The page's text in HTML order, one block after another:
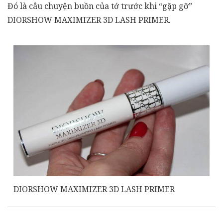
Đó là câu chuyện buồn của tớ trước khi “gặp gỡ”
DIORSHOW MAXIMIZER 3D LASH PRIMER.
DIORSHOW MAXIMIZER 3D LASH PRIMER